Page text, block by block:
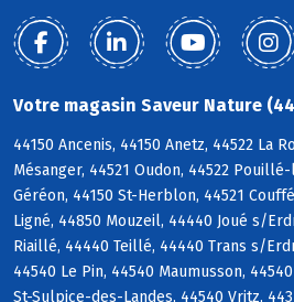
Votre magasin Saveur Nature
44150 Ancenis, 44150 Anetz, 44522 La
Mésanger, 44521 Oudon, 44522
Géréon, 44150 St-Herblon, 44521
Ligné, 44850 Mouzeil, 44440 Joué s/
Riaillé, 44440 Teillé, 44440 Trans s/
44540 Le Pin, 44540 Maumusson,
St-Sulpice-des-Landes, 44540 Vritz,